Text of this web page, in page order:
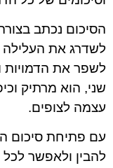
הסיכום נכתב
לשדרג את
לשפר את הדמויות
שני, הוא מרתיק
עצמה לצופים.
עם פתיחת סיכום
להבין ולאפשר